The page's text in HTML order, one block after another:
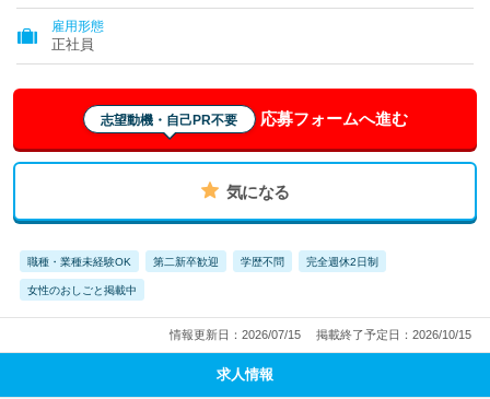
雇用形態
正社員
志望動機・自己PR不要 応募フォームへ進む
気になる
職種・業種未経験OK 第二新卒歓迎 学歴不問 完全週休2日制
女性のおしごと掲載中
情報更新日：2026/07/15 掲載終了予定日：2026/10/15
求人情報